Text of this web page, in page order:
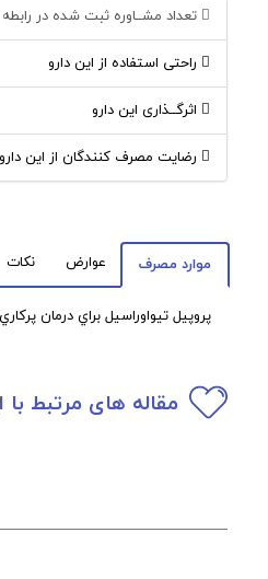
تعداد مشــاوره ثبت شده در رابطه
راحتی استفاده از این دارو
اثرگــذاری این دارو
رضایت مصرف کنندگان از این دارو
موارد مصرف عوارض نکات
پروپيل تيواوراسيل براي درمان
مقاله های مرتبط با